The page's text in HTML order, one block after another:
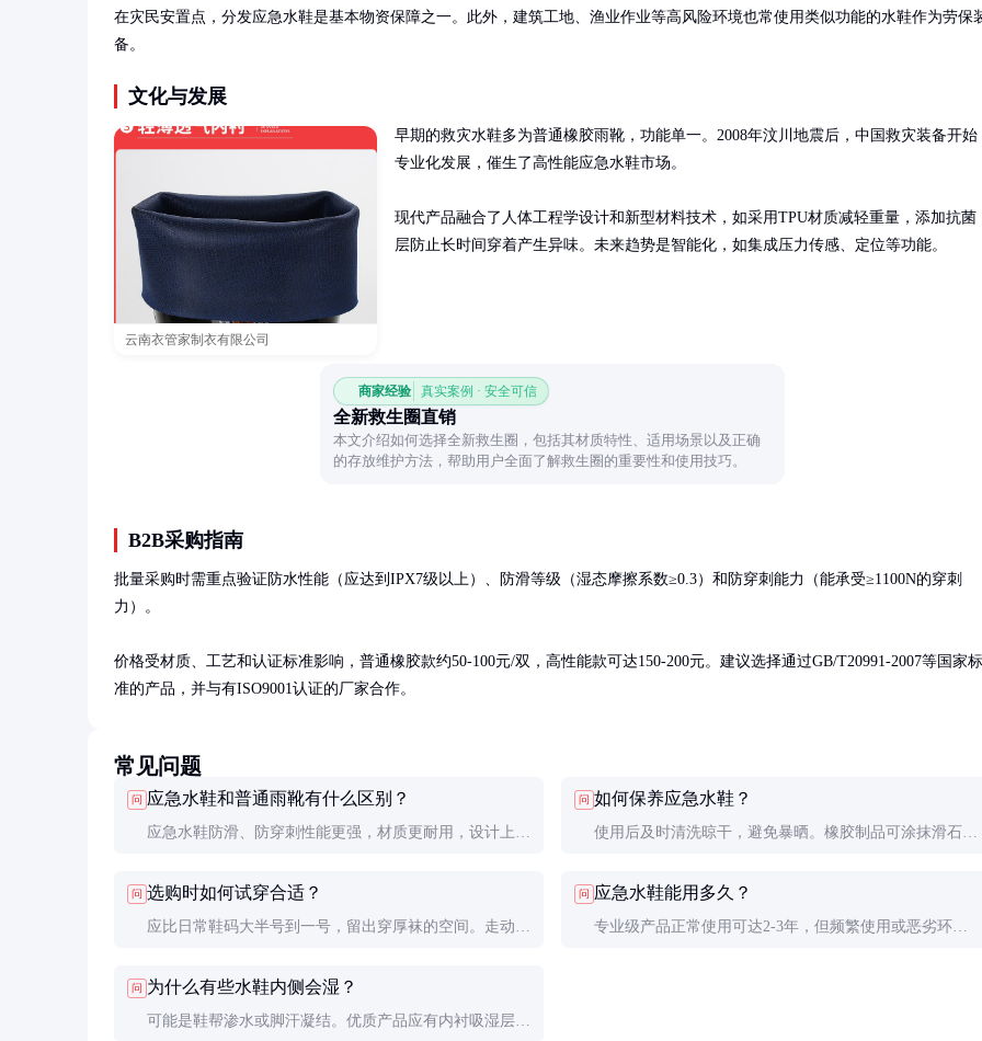
在灾民安置点，分发应急水鞋是基本物资保障之一。此外，建筑工地、渔业作业等高风险环境也常使用类似功能的水鞋作为劳保
备。
文化与发展
云南衣管家制衣有限公司
早期的救灾水鞋多为普通橡胶雨靴，功能单一。2008年汶川地震后，中国救灾装备开始
专业化发展，催生了高性能应急水鞋市场。
现代产品融合了人体工程学设计和新型材料技术，如采用TPU材质减轻重量，添加抗菌
层防止长时间穿着产生异味。未来趋势是智能化，如集成压力传感、定位等功能。
商家经验 真实案例 · 安全可信
全新救生圈直销
本文介绍如何选择全新救生圈，包括其材质特性、适用场景以及正确
的存放维护方法，帮助用户全面了解救生圈的重要性和使用技巧。
B2B采购指南
批量采购时需重点验证防水性能（应达到IPX7级以上）、防滑等级（湿态摩擦系数≥0.3）和防穿刺能力（能承受≥1100N的穿刺
力）。
价格受材质、工艺和认证标准影响，普通橡胶款约50-100元/双，高性能款可达150-200元。建议选择通过GB/T20991-2007等国家标
准的产品，并与有ISO9001认证的厂家合作。
常见问题
问 应急水鞋和普通雨靴有什么区别？
应急水鞋防滑、防穿刺性能更强，材质更耐用，设计上更
水功能。
问 如何保养应急水鞋？
使用后及时清洗晾干，避免暴晒。橡胶制品可涂抹滑石粉
问 选购时如何试穿合适？
应比日常鞋码大半号到一号，留出穿厚袜的空间。走动测
问 应急水鞋能用多久？
专业级产品正常使用可达2-3年，但频繁使用或恶劣环境
问 为什么有些水鞋内侧会湿？
可能是鞋帮渗水或脚汗凝结。优质产品应有内衬吸湿层，